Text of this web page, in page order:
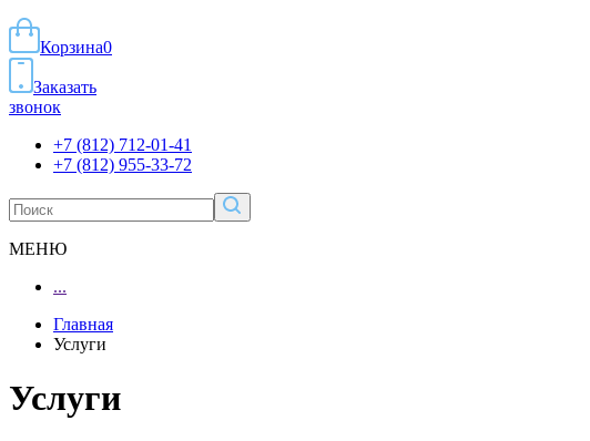
Корзина0
Заказать
звонок
+7 (812) 712-01-41
+7 (812) 955-33-72
МЕНЮ
...
Главная
Услуги
Услуги